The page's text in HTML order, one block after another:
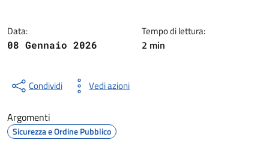
Data:
08 Gennaio 2026
Tempo di lettura:
2 min
Condividi Vedi azioni
Argomenti
Sicurezza e Ordine Pubblico